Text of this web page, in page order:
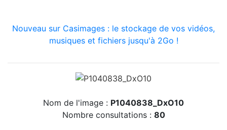
Nouveau sur Casimages : le stockage de vos vidéos,
musiques et fichiers jusqu'à 2Go !
Nom de l'image : P1040838_DxO10
Nombre consultations : 80